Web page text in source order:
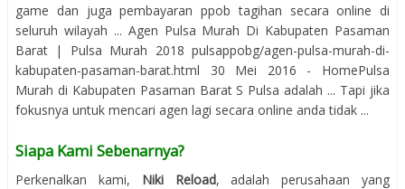
game dan juga pembayaran ppob tagihan secara online di
seluruh wilayah ... Agen Pulsa Murah Di Kabupaten Pasaman
Barat | Pulsa Murah 2018 pulsappobg/agen-pulsa-murah-di-
kabupaten-pasaman-barat.html 30 Mei 2016 - HomePulsa
Murah di Kabupaten Pasaman Barat S Pulsa adalah ... Tapi jika
fokusnya untuk mencari agen lagi secara online anda tidak ...
Siapa Kami Sebenarnya?
Perkenalkan kami, Niki Reload, adalah perusahaan yang